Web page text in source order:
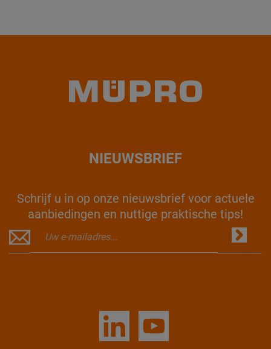
NIEUWSBRIEF
Schrijf u in op onze nieuwsbrief voor actuele
aanbiedingen en nuttige praktische tips!